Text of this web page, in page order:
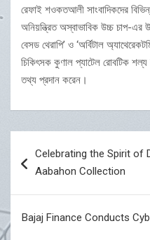
রেফাই শওকতআলী সাংবাদিকদের
অনিয়ন্ত্রিত অস্বাভাবিক উচ্চ চাপ-এর
বেসড থেরাপি’ ও ‘অর্বিটাল
চিকিৎসক কুণাল প্যাটেল রোবটিক শল্য
তথ্য প্রদান করেন।
navigation
Celebrating the Spirit of
Aabahon Collection
Bajaj Finance Conducts